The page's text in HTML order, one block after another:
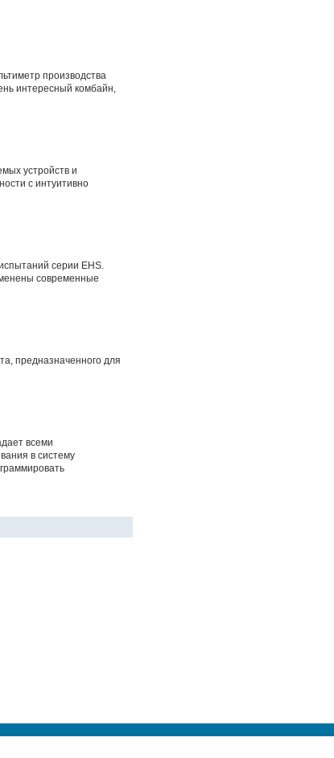
производства
интересный комбайн,
устройств и
с интуитивно
серии EHS.
современные
предназначенного для
всеми
в систему